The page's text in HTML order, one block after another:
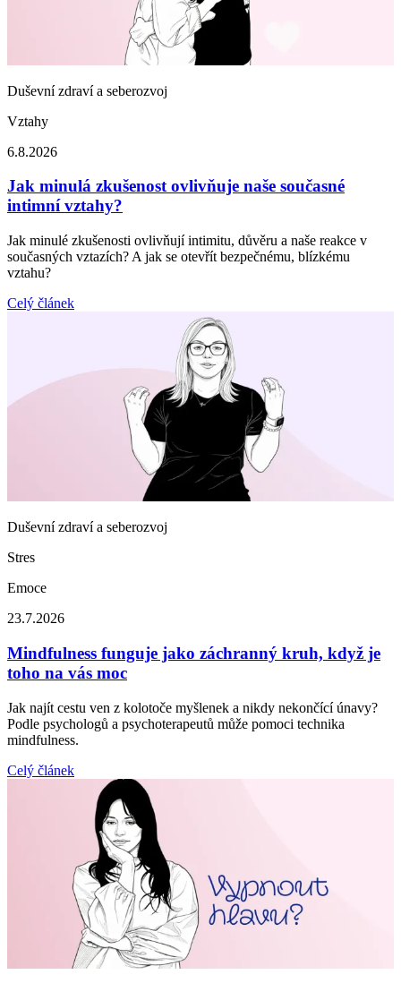
Duševní zdraví a seberozvoj
Vztahy
6.8.2026
Jak minulá zkušenost ovlivňuje naše současné
intimní vztahy?
Jak minulé zkušenosti ovlivňují intimitu, důvěru a naše reakce v
současných vztazích? A jak se otevřít bezpečnému, blízkému
vztahu?
Celý článek
Duševní zdraví a seberozvoj
Stres
Emoce
23.7.2026
Mindfulness funguje jako záchranný kruh, když je
toho na vás moc
Jak najít cestu ven z kolotoče myšlenek a nikdy nekončící únavy?
Podle psychologů a psychoterapeutů může pomoci technika
mindfulness.
Celý článek